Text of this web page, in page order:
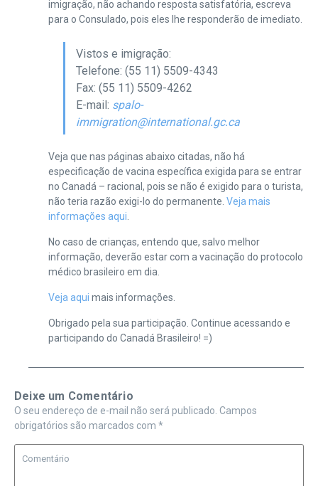
imigração, não achando resposta satisfatória, escreva
para o Consulado, pois eles lhe responderão de imediato.
Vistos e imigração:
Telefone: (55 11) 5509-4343
Fax: (55 11) 5509-4262
E-mail: spalo-
immigration@international.gc.ca
Veja que nas páginas abaixo citadas, não há
especificação de vacina específica exigida para se entrar
no Canadá – racional, pois se não é exigido para o turista,
não teria razão exigi-lo do permanente. Veja mais
informações aqui
No caso de crianças, entendo que, salvo melhor
informação, deverão estar com a vacinação do protocolo
médico brasileiro em dia.
Veja aqui mais informações.
Obrigado pela sua participação. Continue acessando e
participando do Canadá Brasileiro! =)
Deixe um Comentário
O seu endereço de e-mail não será publicado. Campos
obrigatórios são marcados com *